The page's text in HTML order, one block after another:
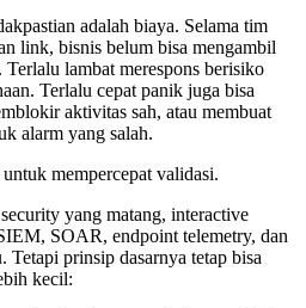
adalah biaya. Selama tim
link, bisnis belum bisa mengambil
lambat merespons berisiko
Terlalu cepat panik juga bisa
aktivitas sah, atau membuat
alarm yang salah.
mempercepat validasi.
yang matang, interactive
SOAR, endpoint telemetry, dan
Tetapi prinsip dasarnya tetap bisa
kecil: